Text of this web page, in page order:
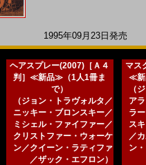
1995年09月23日発売
ヘアスプレー(2007)［Ａ４
判］≪新品≫（1人1冊ま
で）
（ジョン・トラヴォルタ／
ニッキー・ブロンスキー／
ミシェル・ファイファー／
クリストファー・ウォーケ
ン／クイーン・ラティファ
／ザック・エフロン）
マス
≪新
（
ア
ラ
ス
／
ン